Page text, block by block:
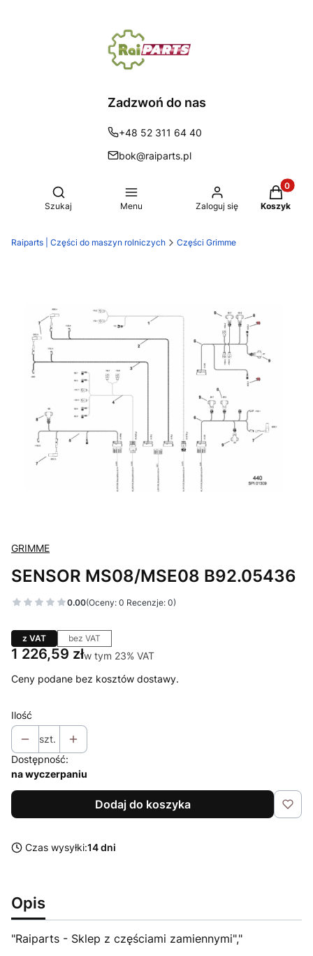
Zadzwoń do nas
+48 52 311 64 40
bok@raiparts.pl
Otwórz wyszukiwarkę
Szukaj Menu Zaloguj się Koszyk
Raiparts | Części do maszyn rolniczych Części Grimme
GRIMME
SENSOR MS08/MSE08 B92.05436
0.00(Oceny: 0 Recenzje: 0)
z VAT bez VAT
Cena
1 226,59 złw tym 23% VAT
w tym 23% VAT
Ceny podane bez kosztów dostawy.
Ilość
szt.
Dostępność:
na wyczerpaniu
Dodaj do koszyka
Czas wysyłki:14 dni
Opis
"Raiparts - Sklep z częściami zamiennymi","